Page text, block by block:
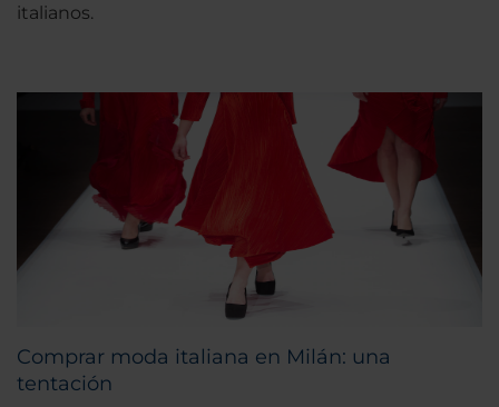
italianos.
Comprar moda italiana en Milán: una
tentación